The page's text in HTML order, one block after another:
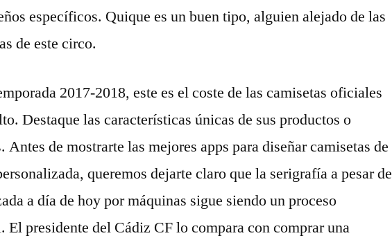
específicos. Quique es un buen tipo, alguien alejado de las
de este circo.
2017-2018, este es el coste de las camisetas oficiales
Destaque las características únicas de sus productos o
Antes de mostrarte las mejores apps para diseñar camisetas de
queremos dejarte claro que la serigrafía a pesar de
a día de hoy por máquinas sigue siendo un proceso
El presidente del Cádiz CF lo compara con comprar una